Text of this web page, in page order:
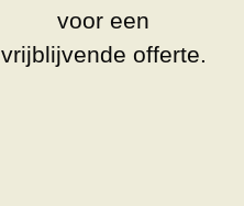
voor een
vrijblijvende offerte.